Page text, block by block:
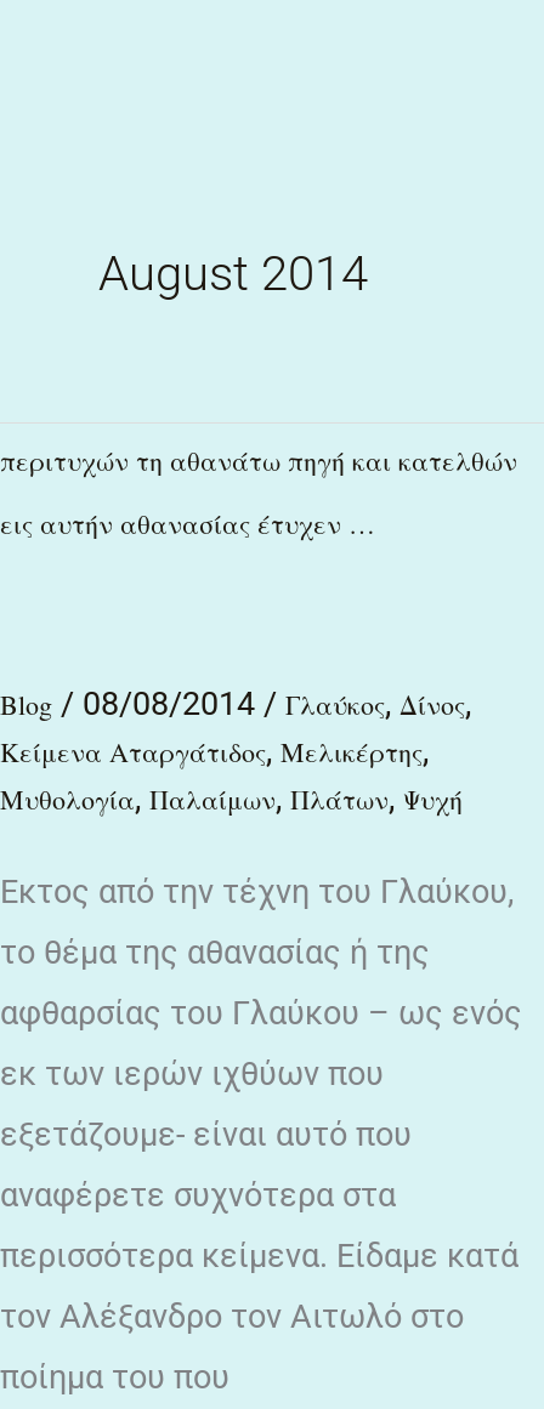
August 2014
περιτυχών τη αθανάτω πηγή και κατελθών
εις αυτήν αθανασίας έτυχεν …
Blog / 08/08/2014 / Γλαύκος, Δίνος,
Κείμενα Αταργάτιδος, Μελικέρτης,
Μυθολογία, Παλαίμων, Πλάτων, Ψυχή
Εκτος από την τέχνη του Γλαύκου,
το θέμα της αθανασίας ή της
αφθαρσίας του Γλαύκου – ως ενός
εκ των ιερών ιχθύων που
εξετάζουμε- είναι αυτό που
αναφέρετε συχνότερα στα
περισσότερα κείμενα. Είδαμε κατά
τον Αλέξανδρο τον Αιτωλό στο
ποίημα του που
περιτυχών
αθανάτω
κατελθών
εις
αυτήν
έτυχεν